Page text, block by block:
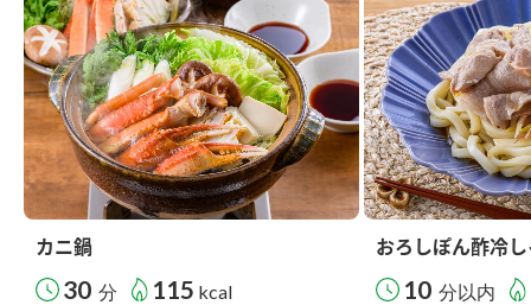
カニ鍋
30 分 115 kcal
おろしぽん酢冷
10 分以内